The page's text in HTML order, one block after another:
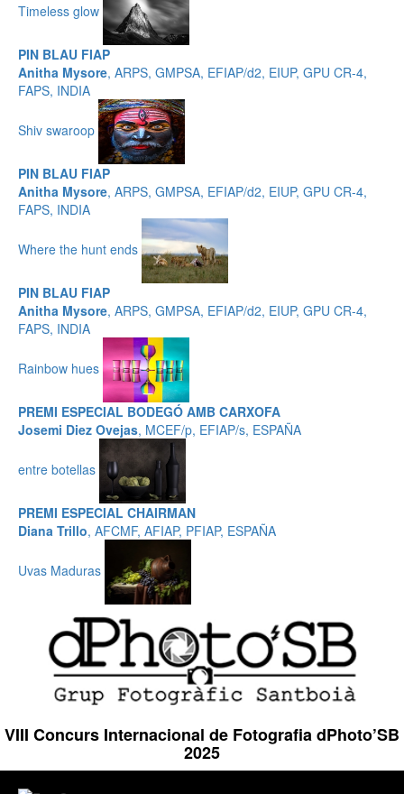
Timeless glow
PIN BLAU FIAP
Anitha Mysore, ARPS, GMPSA, EFIAP/d2, EIUP, GPU CR-4,
FAPS, INDIA
Shiv swaroop
PIN BLAU FIAP
Anitha Mysore, ARPS, GMPSA, EFIAP/d2, EIUP, GPU CR-4,
FAPS, INDIA
Where the hunt ends
PIN BLAU FIAP
Anitha Mysore, ARPS, GMPSA, EFIAP/d2, EIUP, GPU CR-4,
FAPS, INDIA
Rainbow hues
PREMI ESPECIAL BODEGÓ AMB CARXOFA
Josemi Diez Ovejas, MCEF/p, EFIAP/s, ESPAÑA
entre botellas
PREMI ESPECIAL CHAIRMAN
Diana Trillo, AFCMF, AFIAP, PFIAP, ESPAÑA
Uvas Maduras
VIII Concurs Internacional de Fotografia dPhoto’SB
2025